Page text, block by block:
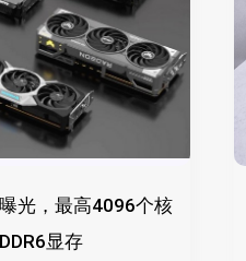
光，最高4096个核
显存